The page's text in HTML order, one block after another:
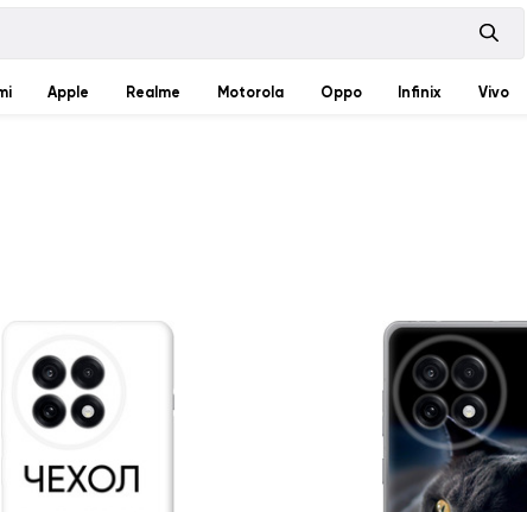
Apple Realme Motorola Oppo Infinix Vivo